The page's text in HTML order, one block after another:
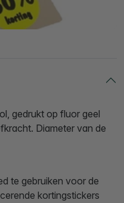
gedrukt op fluor geel
Diameter van de
te gebruiken voor de
kortingstickers